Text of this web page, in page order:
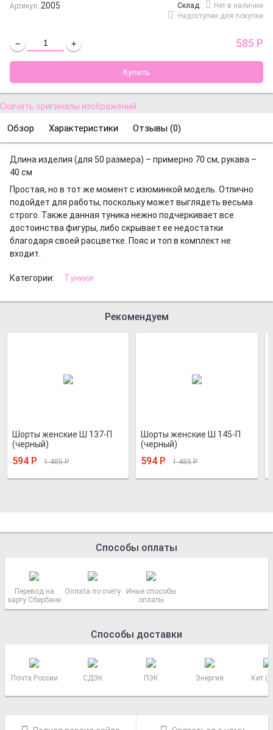
Артикул: 2005 Cклад:
Нет в наличии
Недоступен для покупки
− + 585 Р
Скачать оригиналы изображений
Обзор Характеристики Отзывы (0)
Длина изделия (для 50 размера) – примерно 70 см, рукава –
40 см
Простая, но в тот же момент с изюминкой модель. Отлично
подойдет для работы, поскольку может выглядеть весьма
строго. Также данная туника нежно подчеркивает все
достоинства фигуры, либо скрывает ее недостатки
благодаря своей расцветке. Пояс и топ в комплект не
входит.
Категории: Туники
Рекомендуем
Шорты женские Ш 137-П
(черный)
594 Р 1 485Р
Шорты женские Ш 145-П
(черный)
594 Р 1 485Р
Способы оплаты
Перевод на
карту Сбербанк
Оплата по счету
Иные способы
оплаты
Способы доставки
Почта России СДЭК ПЭК Энергия Кит